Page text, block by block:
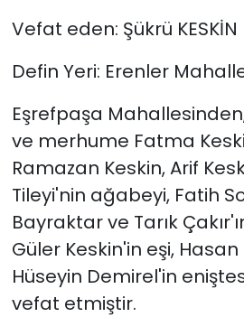
Vefat eden: Şükrü KESKİN
Defin Yeri: Erenler
Eşrefpaşa
ve merhume Fatma
Ramazan Keskin, Arif
Tileyi'nin ağabeyi, Fatih
Bayraktar ve Tarık
Güler Keskin'in eşi,
Hüseyin Demirel'in
vefat etmiştir.